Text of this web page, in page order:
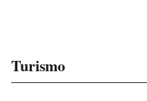
Turismo